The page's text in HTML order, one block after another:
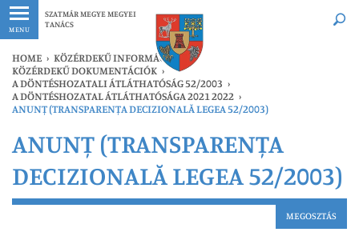
MENU
SZATMÁR MEGYE MEGYEI
TANÁCS
Legfrissebb Bármikor
HOME › KÖZÉRDEKŰ INFORMÁCIÓK ›
KÖZÉRDEKŰ DOKUMENTÁCIÓK ›
A DÖNTÉSHOZATALI ÁTLÁTHATÓSÁG 52/2003 ›
A DÖNTÉSHOZATAL ÁTLÁTHATÓSÁGA 2021 2022 ›
ANUNȚ (TRANSPARENȚA DECIZIONALĂ LEGEA 52/2003)
ANUNȚ (TRANSPARENȚA
DECIZIONALĂ LEGEA 52/2003)
MEGOSZTÁS